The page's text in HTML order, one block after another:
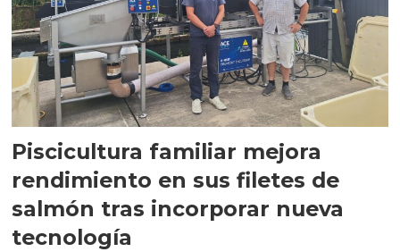
Piscicultura familiar mejora
rendimiento en sus filetes de
salmón tras incorporar nueva
tecnología